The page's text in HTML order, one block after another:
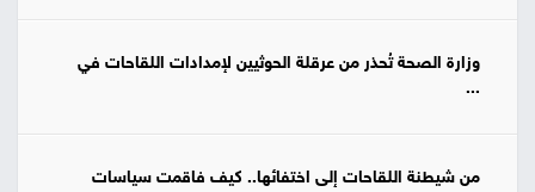
وزارة الصحة تُحذر من عرقلة الحوثيين لإمدادات اللقاحات في
...
من شيطنة اللقاحات إلى اختفائها.. كيف فاقمت سياسات